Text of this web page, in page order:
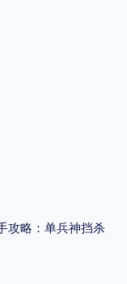
攻略：单兵神挡杀